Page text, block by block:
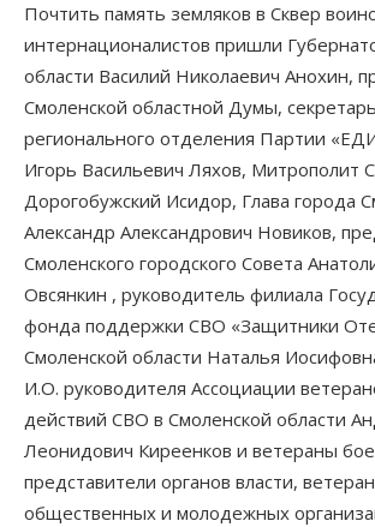
Почтить память земляков в Сквер
интернационалистов пришли
области Василий Николаевич Анохин,
Смоленской областной Думы,
регионального отделения Партии
Игорь Васильевич Ляхов, Митрополит
Дорогобужский Исидор, Глава города
Александр Александрович Новиков,
Смоленского городского Совета
Овсянкин , руководитель филиала
фонда поддержки СВО «Защитники
Смоленской области Наталья
И.О. руководителя Ассоциации
действий СВО в Смоленской области
Леонидович Киреенков и ветераны
представители органов власти,
общественных и молодежных